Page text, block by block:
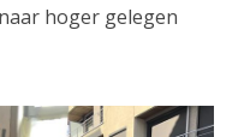
hoger gelegen